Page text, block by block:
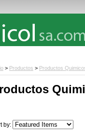
> Productos > Productos
by: